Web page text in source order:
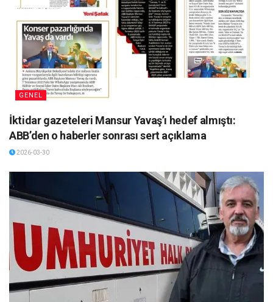
GENEL
İktidar gazeteleri Mansur Yavaş’ı hedef almıştı:
ABB’den o haberler sonrası sert açıklama
2026-03-30